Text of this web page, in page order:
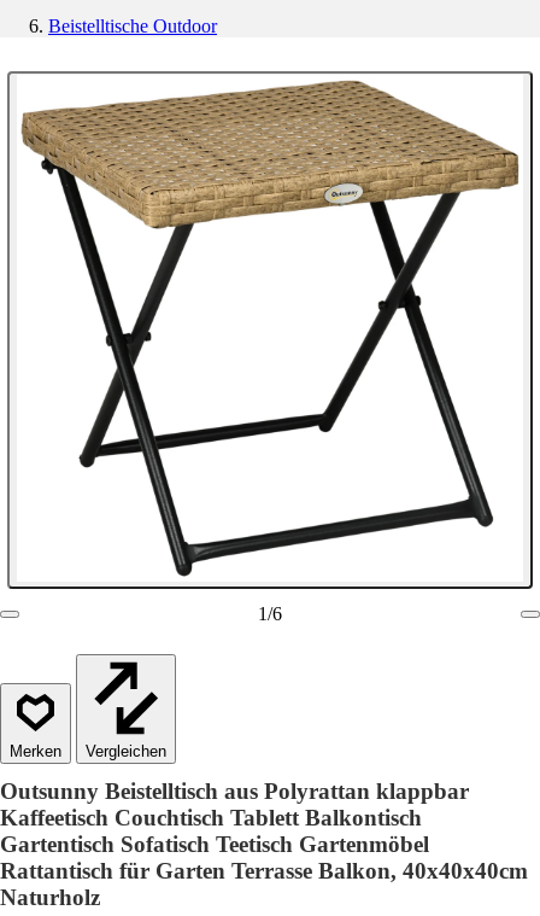
Beistelltische Outdoor
1/6
Vergleichen
Outsunny Beistelltisch aus Polyrattan klappbar
Kaffeetisch Couchtisch Tablett Balkontisch
Gartentisch Sofatisch Teetisch Gartenmöbel
Rattantisch für Garten Terrasse Balkon, 40x40x40cm
Naturholz